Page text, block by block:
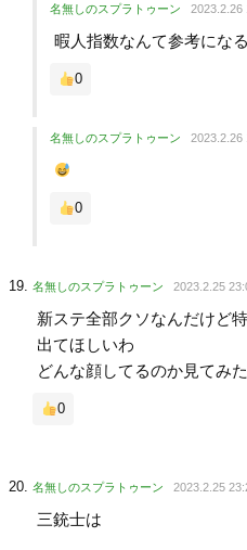
名無しのスプラトゥーン 2023.2.26
暇人指数なんて参考にな
0
名無しのスプラトゥーン 2023.2.26
0
名無しのスプラトゥーン 2023.2.25
新ステ全部クソなんだけど
出てほしいわ
どんな顔してるのか見てみ
0
名無しのスプラトゥーン 2023.2.25
三銃士は